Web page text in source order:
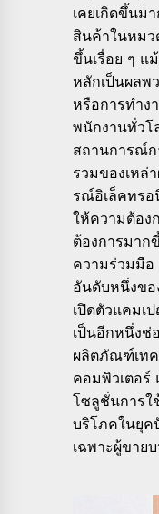
เคยเกิดขึ้นม
สินค้าในหม
ขึ้นเรื่อย ๆ แ
หลักเป็นผลพ
หรือการทำง
พนักงานทั่วโ
สถานการณ์ก
รวมของเหล่
รณ์อิเล็คทรอ
ให้ความต้อง
ต้องการมาก
ความร่วมมือ
อันดับหนึ่งขอ
เปิดตัวแคมเ
เป็นอีกหนึ่งช่
ผลิตภัณฑ์เทค
คอมพิวเตอร์
โซลูชั่นการใ
บริโภคในยุค
เฉพาะผู้ขาย